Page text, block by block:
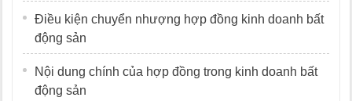
Điều kiện chuyển nhượng hợp đồng kinh doanh bất
động sản
Nội dung chính của hợp đồng trong kinh doanh bất
động sản